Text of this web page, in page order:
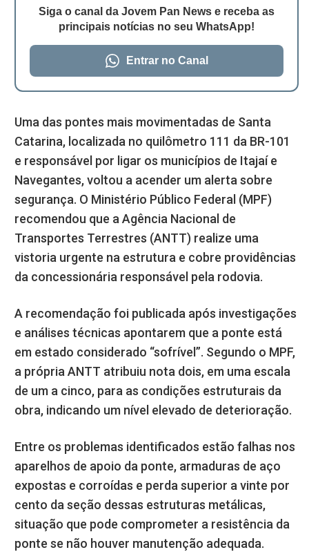
Siga o canal da Jovem Pan News e receba as
principais notícias no seu WhatsApp!
Entrar no Canal
Uma das pontes mais movimentadas de Santa
Catarina, localizada no quilômetro 111 da BR-101
e responsável por ligar os municípios de Itajaí e
Navegantes, voltou a acender um alerta sobre
segurança. O Ministério Público Federal (MPF)
recomendou que a Agência Nacional de
Transportes Terrestres (ANTT) realize uma
vistoria urgente na estrutura e cobre providências
da concessionária responsável pela rodovia.
A recomendação foi publicada após investigações
e análises técnicas apontarem que a ponte está
em estado considerado “sofrível”. Segundo o MPF,
a própria ANTT atribuiu nota dois, em uma escala
de um a cinco, para as condições estruturais da
obra, indicando um nível elevado de deterioração.
Entre os problemas identificados estão falhas nos
aparelhos de apoio da ponte, armaduras de aço
expostas e corroídas e perda superior a vinte por
cento da seção dessas estruturas metálicas,
situação que pode comprometer a resistência da
ponte se não houver manutenção adequada.